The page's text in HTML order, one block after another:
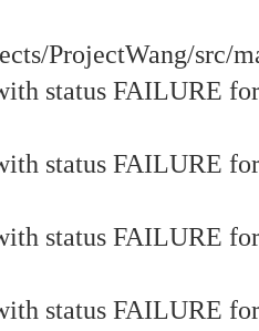
ProjectWang/src/
status FAILURE
status FAILURE
status FAILURE
status FAILURE